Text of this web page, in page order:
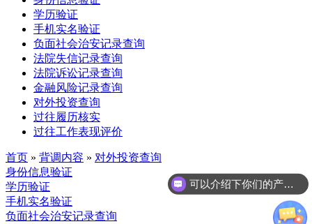
学历验证
手机实名验证
负面社会治安记录查询
法院失信记录查询
法院诉讼记录查询
金融风险记录查询
对外投资查询
过往履历核实
过往工作表现评价
首页 » 背调内容 » 对外投资查询
身份信息验证
学历验证
手机实名验证
负面社会治安记录查询
可以介绍下你们的产品么